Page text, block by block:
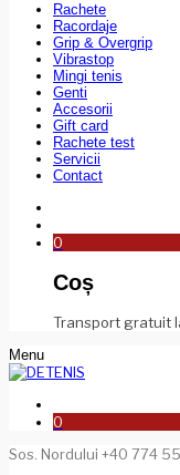
Rachete
Racordaje
Grip & Overgrip
Vibrastop
Mingi tenis
Genti
Accesorii
Gift card
Rachete test
Servicii
Contact
0
Coș
Transport gratuit
Menu
0
Sos. Nordului +40 774